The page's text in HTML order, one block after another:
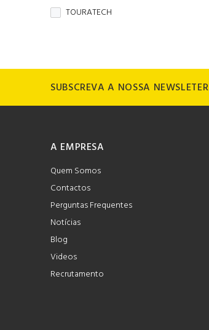
TOURATECH
SUBSCREVA A NOSSA NEWSLETER
A EMPRESA
Quem Somos
Contactos
Perguntas Frequentes
Notícias
Blog
Videos
Recrutamento